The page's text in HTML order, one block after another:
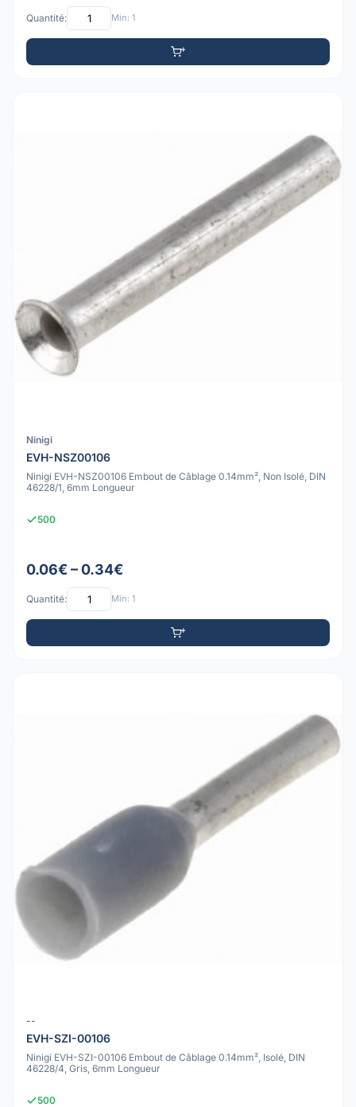
Quantité: Min: 1
Ninigi
EVH-NSZ00106
Ninigi EVH-NSZ00106 Embout de Câblage 0.14mm², Non Isolé, DIN
46228/1, 6mm Longueur
500
0.06€ – 0.34€
Quantité: Min: 1
--
EVH-SZI-00106
Ninigi EVH-SZI-00106 Embout de Câblage 0.14mm², Isolé, DIN
46228/4, Gris, 6mm Longueur
500